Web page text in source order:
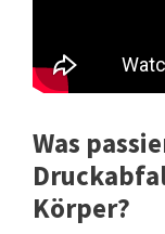
Was
Körper?